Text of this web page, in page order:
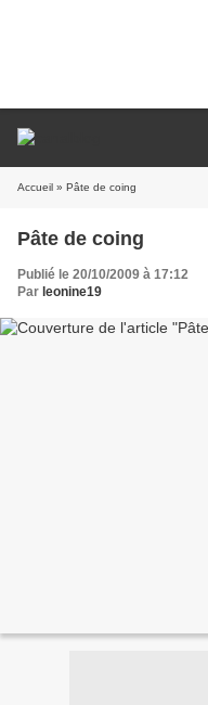
Accueil » Pâte de coing
Pâte de coing
Publié le 20/10/2009 à 17:12
Par leonine19